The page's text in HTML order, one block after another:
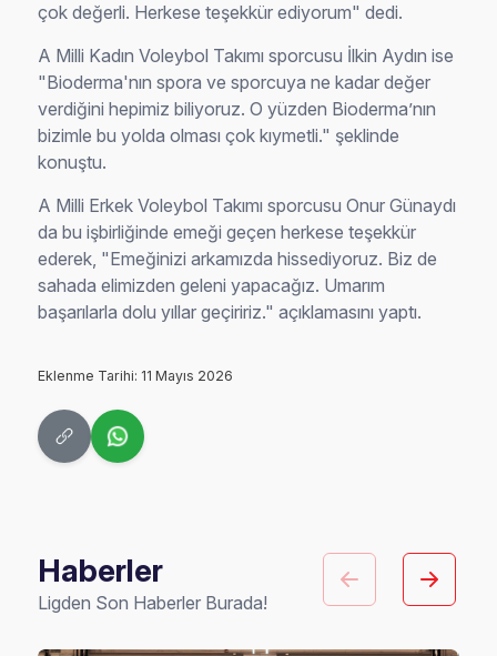
çok değerli. Herkese teşekkür ediyorum" dedi.
A Milli Kadın Voleybol Takımı sporcusu İlkin Aydın ise
"Bioderma'nın spora ve sporcuya ne kadar değer
verdiğini hepimiz biliyoruz. O yüzden Bioderma’nın
bizimle bu yolda olması çok kıymetli." şeklinde
konuştu.
A Milli Erkek Voleybol Takımı sporcusu Onur Günaydı
da bu işbirliğinde emeği geçen herkese teşekkür
ederek, "Emeğinizi arkamızda hissediyoruz. Biz de
sahada elimizden geleni yapacağız. Umarım
başarılarla dolu yıllar geçiririz." açıklamasını yaptı.
Eklenme Tarihi: 11 Mayıs 2026
Haberler
Ligden Son Haberler Burada!